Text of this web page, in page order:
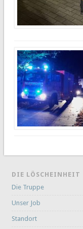
DIE LÖSCHEINHEIT
Die Truppe
Unser Job
Standort